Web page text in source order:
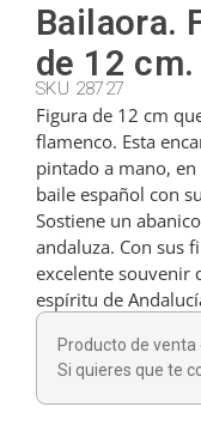
Bailaora.
de 12
SKU 28727
Figura de 12 cm
flamenco. Esta
pintado a mano,
baile español con
Sostiene un
andaluza. Con sus
excelente souvenir
espíritu de
Producto de
Si quieres que te